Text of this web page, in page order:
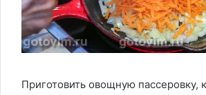
Приготовить овощную пассеровку,